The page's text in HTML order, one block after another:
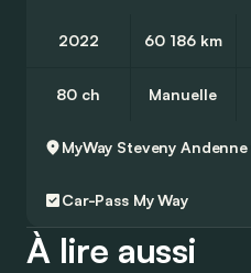
2022 60 186 km
80 ch Manuelle
MyWay Steveny Andenne
Car-Pass My Way
À lire aussi